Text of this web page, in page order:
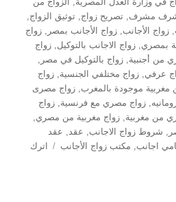
مشرف ,تصريح زواج ,توثيق الزواج
,زواج الأجانب ,زواج الأجانب بمصر ,زواج
بمصري ,زواج الاجانب بالتوكيل ,زواج
من أجنبية ,زواج بالتوكيل في مصر
عرفي ,زواج مختلفي الجنسية ,زواج
موجودة بالمغرب ,زواج مصرى
,زواج مصري مع فرنسية ,زواج
من مغربية ,زواج مغربية من مصري
شروط زواج الاجانب عقد
عقد
اجانب مكتب زواج الأجانب
اترك